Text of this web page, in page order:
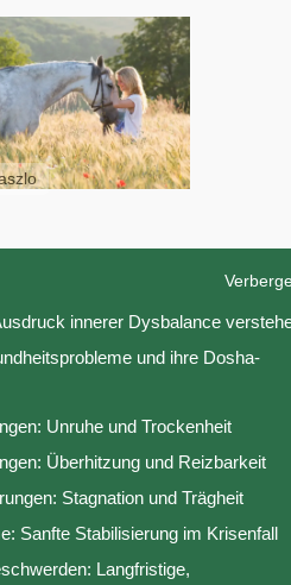
innerer Dysbalance
und ihre Dosha-
Unruhe und Trockenheit
Überhitzung und Reizbarkeit
Stagnation und Trägheit
Sanfte Stabilisierung im Krisenfall
Langfristige,